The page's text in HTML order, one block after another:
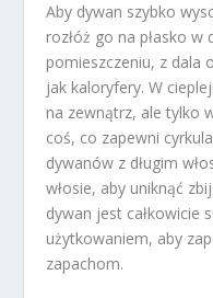
Aby dywan szybko
rozłóż go na płasko
pomieszczeniu, z dala
jak kaloryfery. W
na zewnątrz, ale tylko
coś, co zapewni
dywanów z długim
włosie, aby uniknąć
dywan jest całkowicie
użytkowaniem, aby
zapachom.